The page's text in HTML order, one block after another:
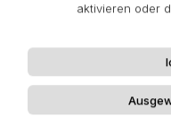
FILESHARING-PLATTFORM
aktivieren oder